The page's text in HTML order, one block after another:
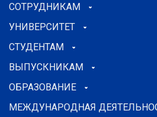
СОТРУДНИКАМ
УНИВЕРСИТЕТ
СТУДЕНТАМ
ВЫПУСКНИКАМ
ОБРАЗОВАНИЕ
МЕЖДУНАРОДНАЯ